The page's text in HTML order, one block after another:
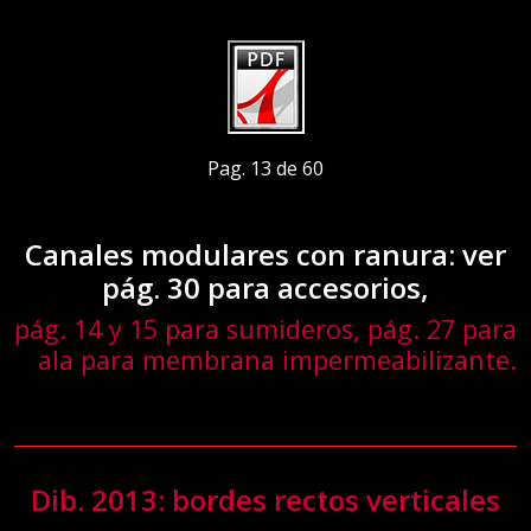
Pag. 13 de 60
Canales modulares con ranura: ver
pág. 30 para accesorios,
pág. 14 y 15 para sumideros, pág. 27 para
ala para membrana impermeabilizante.
Dib. 2013: bordes rectos verticales